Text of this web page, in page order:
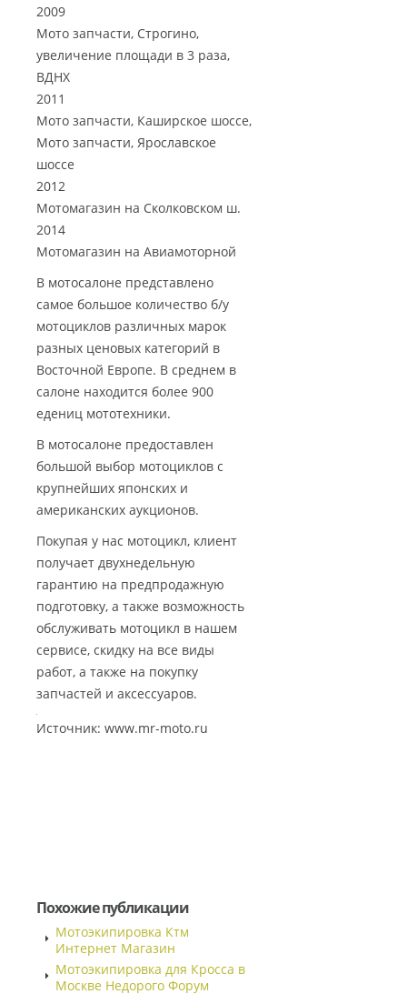
2009
Мото запчасти, Строгино,
увеличение площади в 3 раза,
ВДНХ
2011
Мото запчасти, Каширское шоссе,
Мото запчасти, Ярославское
шоссе
2012
Мотомагазин на Сколковском ш.
2014
Мотомагазин на Авиамоторной
В мотосалоне представлено
самое большое количество б/у
мотоциклов различных марок
разных ценовых категорий в
Восточной Европе. В среднем в
салоне находится более 900
едениц мототехники.
В мотосалоне предоставлен
большой выбор мотоциклов с
крупнейших японских и
американских аукционов.
Покупая у нас мотоцикл, клиент
получает двухнедельную
гарантию на предпродажную
подготовку, а также возможность
обслуживать мотоцикл в нашем
сервисе, скидку на все виды
работ, а также на покупку
запчастей и аксессуаров.
Источник: www.mr-moto.ru
Похожие публикации
Мотоэкипировка Ктм
Интернет Магазин
Мотоэкипировка для Кросса в
Москве Недорого Форум